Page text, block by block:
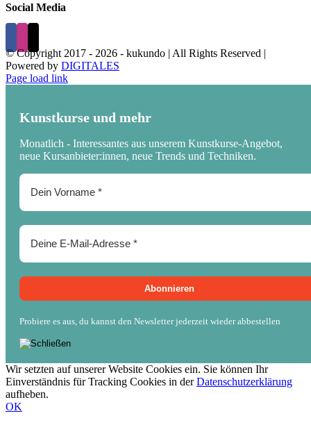
Social Media
© Copyright 2017 - 2026 - kukundo | All Rights Reserved |
Powered by DIGITALES
Page load link
Kunstkurse und mehr
Monatlich - Interessantes aus unserem Kunstkurse-Angebot,
neue Kursanbieter:innen, neue Trends und Techniken.
Probiere es aus, du kannst den Newsletter jederzeit wieder abbestellen
Wir setzten auf unserer Website Cookies ein. Sie können Ihr
Einverständnis für Tracking Cookies in derDatenschutzerklärung
aufheben.
OK